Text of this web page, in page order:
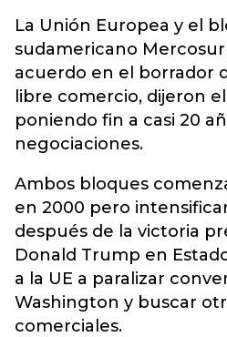
La Unión Europea y el
sudamericano
acuerdo en el borrador
libre comercio, dijeron
poniendo fin a casi 20
negociaciones.
Ambos bloques
en 2000 pero
después de la victoria
Donald Trump en
a la UE a paralizar
Washington y buscar
comerciales.